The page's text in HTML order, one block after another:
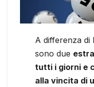
A differenza di
sono due
tutti i giorni e
alla vincita di